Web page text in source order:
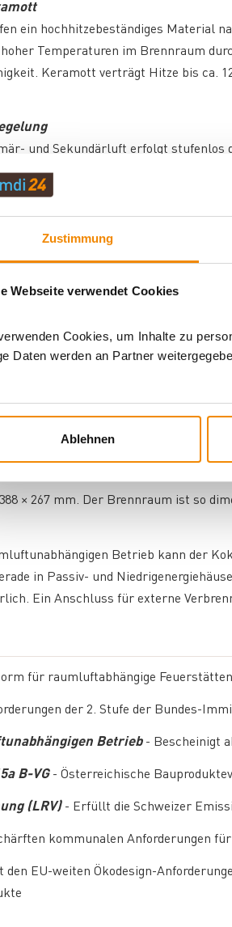
Zustimmung
Webseite verwendet Cookies
Cookies, um Inhalte zu
Daten werden an Partner
Ablehnen
ein hochhitzebeständiges Material
Temperaturen im Brennraum
Keramott verträgt Hitze bis ca.
und Sekundärluft erfolgt stufenlos
mit nur einem
Scheibenspülung
ungetrübten Blick auf das
den Reinigungsaufwand erheblich.
Deckenhöhe von 2,50 m entspricht
werden – ein fester Stellplatz ist vorab
Variante entweder oben oder hinten
des Stutzens auf 1128 mm Höhe.
bereits bei der Bestellung die
trockenes Scheitholz und
× 267 mm. Der Brennraum ist so
Betrieb kann der
in Passiv- und
Ein Anschluss für externe
für raumluftabhängige
der 2. Stufe der Bundes-
Betrieb- Bescheinigt
B-VG- Österreichische
(LRV)- Erfüllt die Schweizer
kommunalen Anforderungen
EU-weiten Ökodesign-